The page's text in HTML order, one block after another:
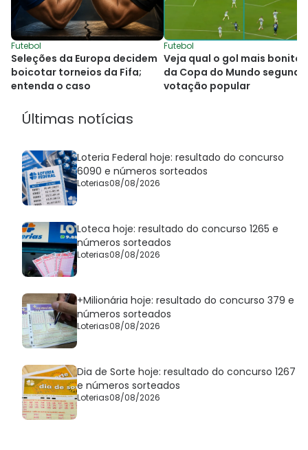
Futebol
Seleções da Europa decidem
boicotar torneios da Fifa;
entenda o caso
Futebol
Veja qual o gol mais bonito
da Copa do Mundo segundo
votação popular
Últimas notícias
Loteria Federal hoje: resultado do concurso
6090 e números sorteados
Loterias08/08/2026
Loteca hoje: resultado do concurso 1265 e
números sorteados
Loterias08/08/2026
+Milionária hoje: resultado do concurso 379 e
números sorteados
Loterias08/08/2026
Dia de Sorte hoje: resultado do concurso 1267
e números sorteados
Loterias08/08/2026